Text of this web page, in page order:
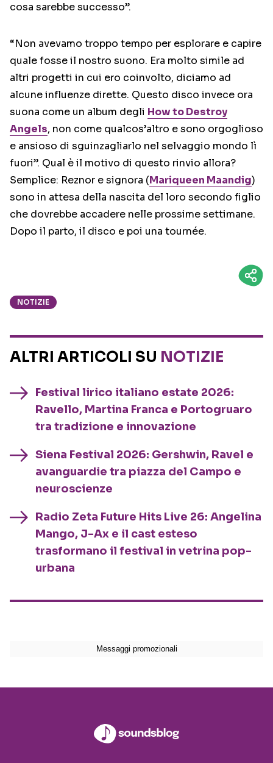
cosa sarebbe successo”.
“Non avevamo troppo tempo per esplorare e capire
quale fosse il nostro suono. Era molto simile ad
altri progetti in cui ero coinvolto, diciamo ad
alcune influenze dirette. Questo disco invece ora
suona come un album degli How to Destroy
Angels, non come qualcos’altro e sono orgoglioso
e ansioso di sguinzagliarlo nel selvaggio mondo lì
fuori”. Qual è il motivo di questo rinvio allora?
Semplice: Reznor e signora (Mariqueen Maandig)
sono in attesa della nascita del loro secondo figlio
che dovrebbe accadere nelle prossime settimane.
Dopo il parto, il disco e poi una tournée.
NOTIZIE
ALTRI ARTICOLI SU NOTIZIE
Festival lirico italiano estate 2026:
Ravello, Martina Franca e Portogruaro
tra tradizione e innovazione
Siena Festival 2026: Gershwin, Ravel e
avanguardie tra piazza del Campo e
neuroscienze
Radio Zeta Future Hits Live 26: Angelina
Mango, J-Ax e il cast esteso
trasformano il festival in vetrina pop-
urbana